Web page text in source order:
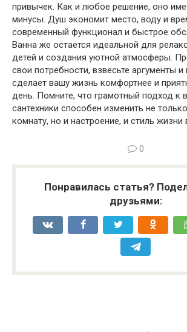
привычек. Как и любое решение, оно
минусы. Душ экономит место, воду и
современный функционал и быстрое
Ванна же остается идеальной для
детей и создания уютной атмосферы.
свои потребности, взвесьте аргументы и
сделает вашу жизнь комфортнее и
день. Помните, что грамотный подход к
сантехники способен изменить не
комнату, но и настроение, и стиль жизни
0
Понравилась статья?
друзьями: